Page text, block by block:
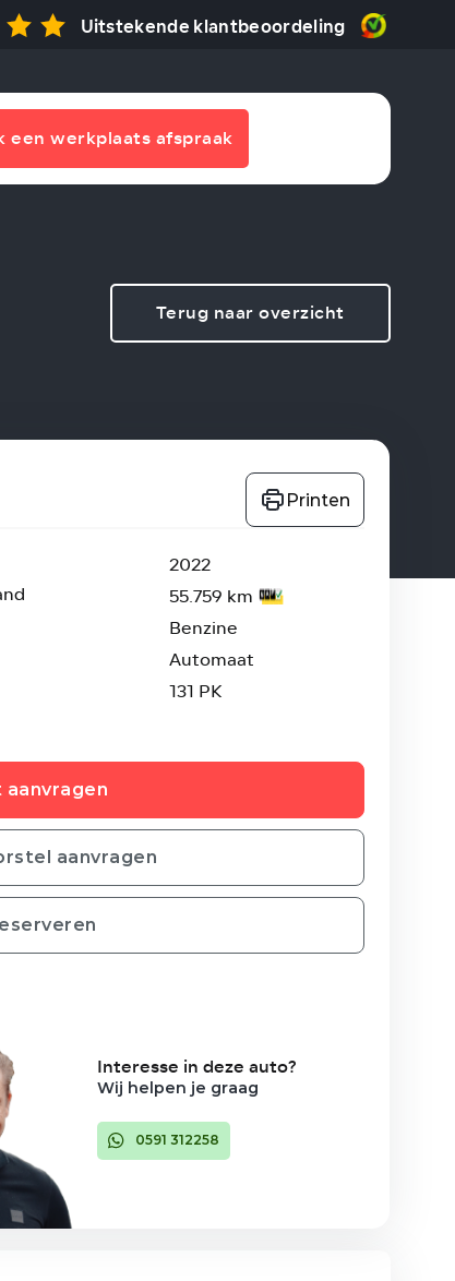
Uitstekende klantbeoordeling
een werkplaats afspraak
Terug naar overzicht
Printen
2022
55.759 km
Benzine
Automaat
131 PK
aanvragen
Interesse in deze auto?
Wij helpen je graag
0591 312258